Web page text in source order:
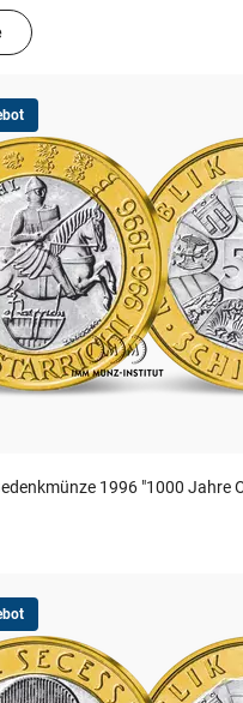
1996 "1000 Jahre